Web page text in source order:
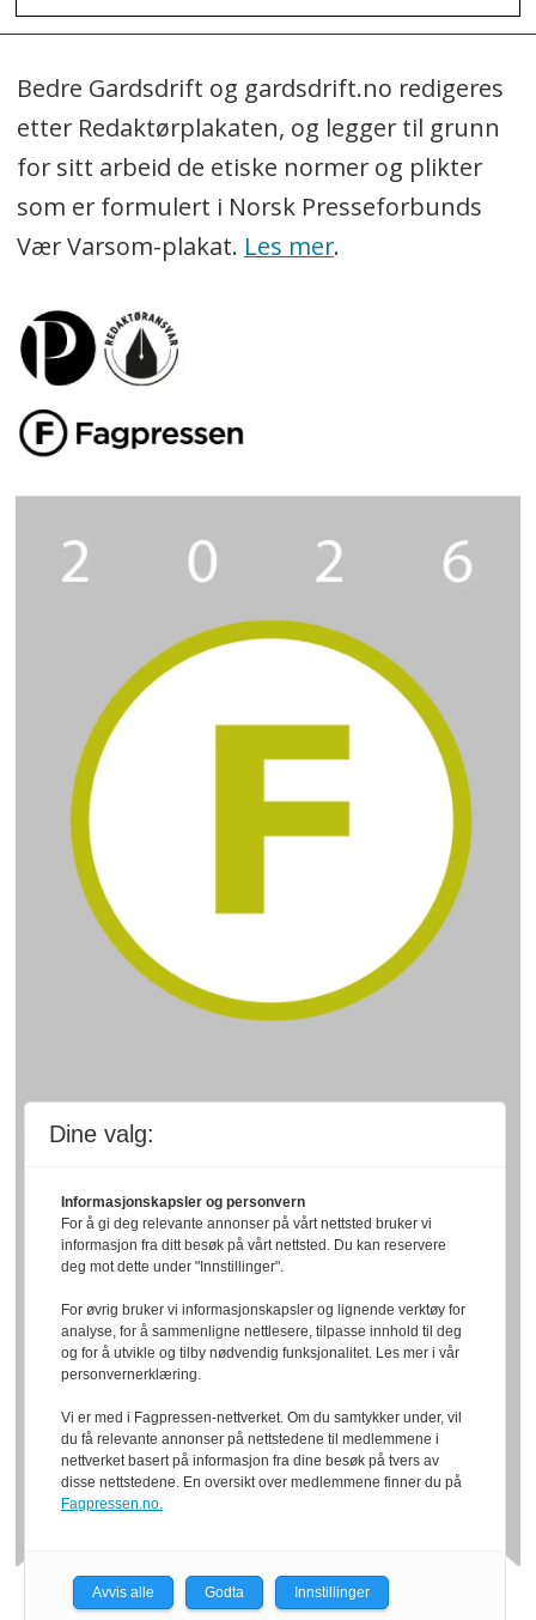
Bedre Gardsdrift og gardsdrift.no redigeres
etter Redaktørplakaten, og legger til grunn
for sitt arbeid de etiske normer og plikter
som er formulert i Norsk Presseforbunds
Vær Varsom-plakat. Les mer.
Dine valg:
Informasjonskapsler og personvern
For å gi deg relevante annonser på vårt nettsted bruker vi
informasjon fra ditt besøk på vårt nettsted. Du kan reservere
deg mot dette under "Innstillinger".
For øvrig bruker vi informasjonskapsler og lignende verktøy for
analyse, for å sammenligne nettlesere, tilpasse innhold til deg
og for å utvikle og tilby nødvendig funksjonalitet. Les mer i vår
personvernerklæring.
Vi er med i Fagpressen-nettverket. Om du samtykker under, vil
du få relevante annonser på nettstedene til medlemmene i
nettverket basert på informasjon fra dine besøk på tvers av
disse nettstedene. En oversikt over medlemmene finner du på
Fagpressen.no.
Avvis alle Godta Innstillinger